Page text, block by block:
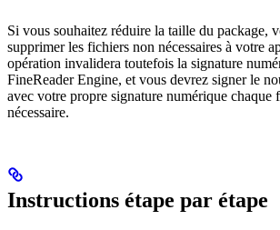
Si vous souhaitez réduire la taille du package,
supprimer les fichiers non nécessaires à votre
opération invalidera toutefois la signature
FineReader Engine, et vous devrez signer le
avec votre propre signature numérique chaque
nécessaire.
Instructions étape par étape